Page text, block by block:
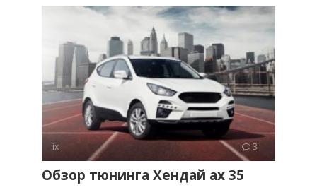
ix 3
Обзор тюнинга Хендай ах 35